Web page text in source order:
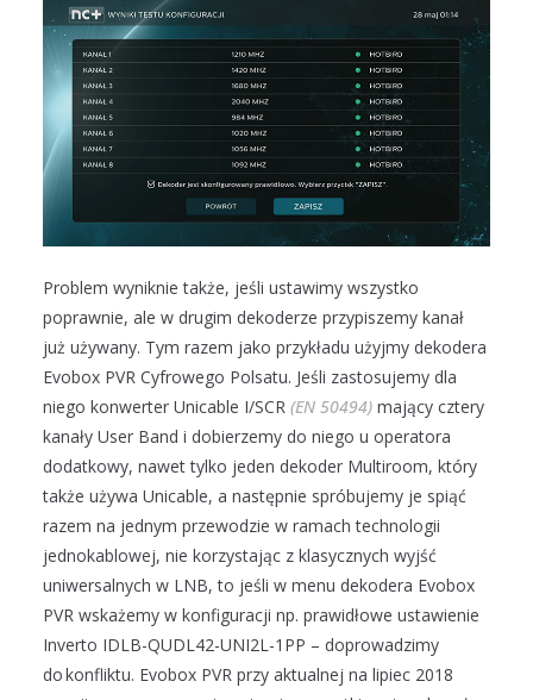
Problem wyniknie także, jeśli ustawimy wszystko
poprawnie, ale w drugim dekoderze przypiszemy kanał
już używany. Tym razem jako przykładu użyjmy dekodera
Evobox PVR Cyfrowego Polsatu. Jeśli zastosujemy dla
niego konwerter Unicable I/SCR (EN 50494) mający cztery
kanały User Band i dobierzemy do niego u operatora
dodatkowy, nawet tylko jeden dekoder Multiroom, który
także używa Unicable, a następnie spróbujemy je spiąć
razem na jednym przewodzie w ramach technologii
jednokablowej, nie korzystając z klasycznych wyjść
uniwersalnych w LNB, to jeśli w menu dekodera Evobox
PVR wskażemy w konfiguracji np. prawidłowe ustawienie
Inverto IDLB-QUDL42-UNI2L-1PP – doprowadzimy
do konfliktu. Evobox PVR przy aktualnej na lipiec 2018